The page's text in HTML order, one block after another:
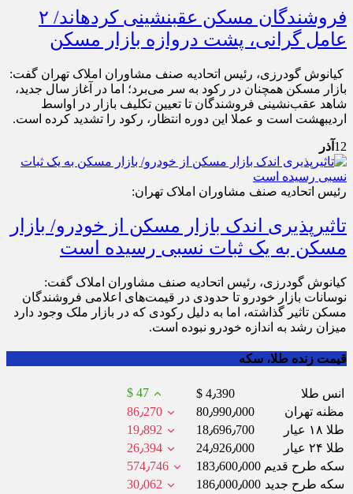
فروشندگان مسکن عقب‎نشینی کرده‎اند/ ۲
عامل گرانی، پشت دروازه بازار مسکن
کیانوش گودرزی، رئیس اتحادیه صنف مشاوران املاک تهران گفت:
بازار مسکن همچنان در رکود به سر می‌برد؛ اما در آغاز سال جدید،
شاهد عقب‌نشینی فروشندگان تا تعیین تکلیف بازار در اواسط
اردیبهشت است و عملا این دوره انتظار، رکود را تشدید کرده است.
12 آذر
رئیس اتحادیه صنف مشاوران املاک تهران:
تاثیرپذیری اندک بازار مسکن از خودرو/ بازار
مسکن به یک ثبات نسبی رسیده است
کیانوش گودرزی، رئیس اتحادیه صنف مشاوران املاک گفت:
نوسانات بازار خودرو تا حدودی در قیمت‌های اعلامی فروشندگان
مسکن تاثیر گذاشته، اما به دلیل رکودی که در بازار ملک وجود دارد
میزان رشد به اندازه خودرو نبوده است.
قیمت زنده طلا، سکه
انس طلا $ 4٫390
$ 47
مظنه تهران
80٫990٫000
86٫270
طلا ۱۸ عیار
18٫696٫700
19٫892
طلا ۲۴ عیار
24٫926٫000
26٫394
سکه طرح قدیم 183٫600٫000
574٫746
سکه طرح جدید 186٫000٫000
30٫062